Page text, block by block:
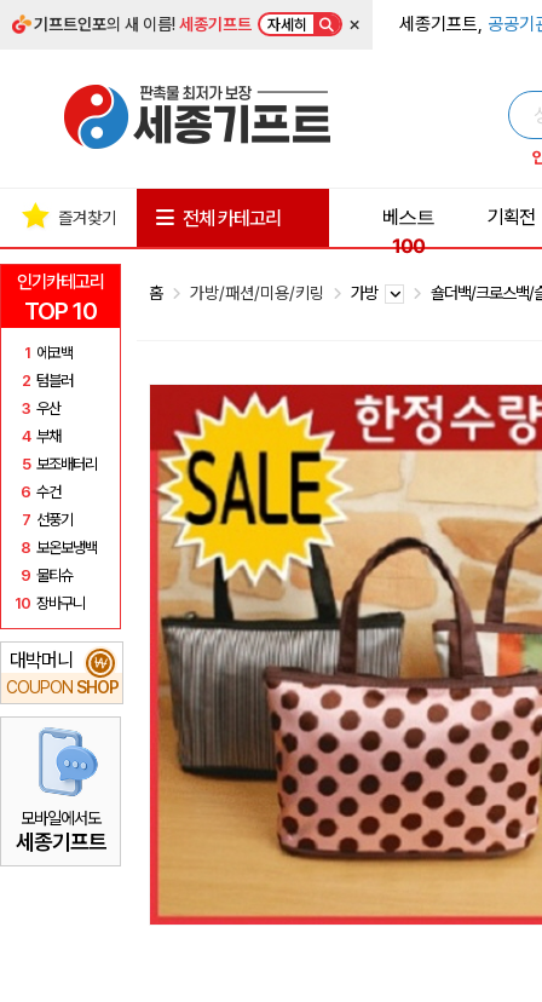
기프트인포의 새 이름!세종기프트 자세히 × 세종기프트, 공공기
인기카테고리
TOP 10
1 에코백
2 텀블러
3 우산
4 부채
5 보조배터리
6 수건
7 선풍기
8 보온보냉백
9 물티슈
10 장바구니
대박머니
COUPON SHOP
₩
모바일에서도
세종기프트
즐겨찾기 전체 카테고리
베스트
100
기획전
홈 가방/패션/미용/키링 가방 숄더백/크로스백/